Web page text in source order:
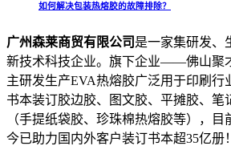
如何解决包装热熔胶的故障排除？
广州森莱商贸有限公司 是一家集研发、
新技术科技企业。旗下企业——佛山聚
主研发生产EVA热熔胶广泛用于印刷行
书本装订胶边胶、图文胶、平摊胶、笔
（手提纸袋胶、珍珠棉热熔胶等），目
今已助力国内外客户装订书本超35亿册！